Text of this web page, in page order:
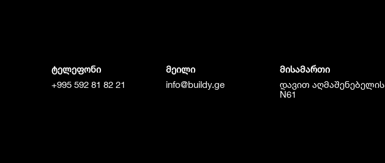
ტელეფონი
+995 592 81 82 21
მეილი
info@buildy.ge
მისამართი
დავით აღმაშენებელის
N61